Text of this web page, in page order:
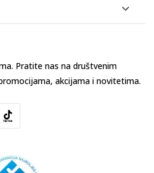
Pratite nas na društvenim
akcijama i novitetima.